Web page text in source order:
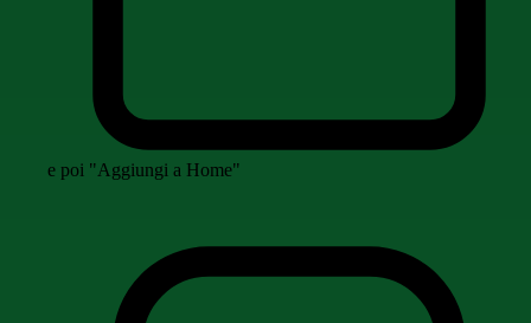
e poi "Aggiungi a Home"